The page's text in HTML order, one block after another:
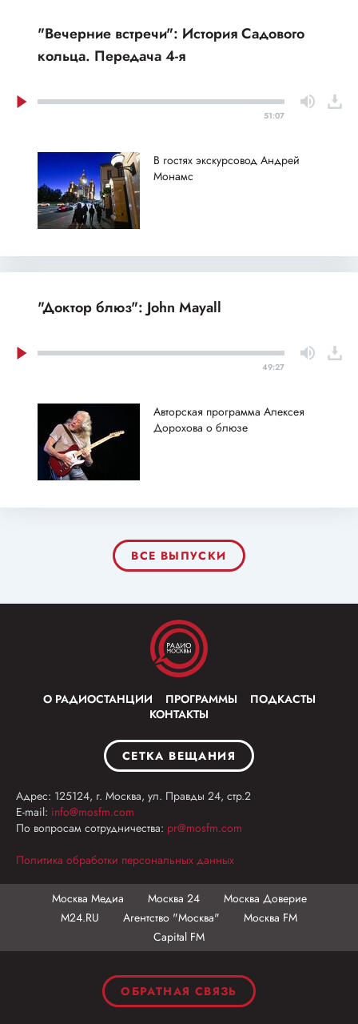
"Вечерние встречи": История Садового
кольца. Передача 4-я
51:07
В гостях экскурсовод Андрей
Монамс
"Доктор блюз": John Mayall
49:27
Авторская программа Алексея
Дорохова о блюзе
ВСЕ ВЫПУСКИ
О РАДИОСТАНЦИИ ПРОГРАММЫ
ПОДКАСТЫ
КОНТАКТЫ
СЕТКА ВЕЩАНИЯ
Адрес: 125124, г. Москва, ул. Правды 24, стр.2
E-mail: info@mosfm.com
По вопросам сотрудничества: pr@mosfm.com
Политика обработки персональных данных
Москва Медиа Москва 24
Москва Доверие
М24.RU
Агентство "Москва"
Москва FM
Capital FM
ОБРАТНАЯ СВЯЗЬ